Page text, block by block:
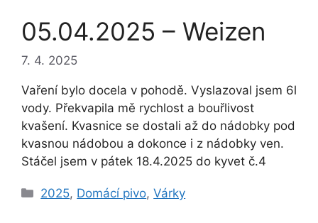
05.04.2025 – Weizen
7. 4. 2025
Vaření bylo docela v pohodě. Vyslazoval jsem 6l
vody. Překvapila mě rychlost a bouřlivost
kvašení. Kvasnice se dostali až do nádobky pod
kvasnou nádobou a dokonce i z nádobky ven.
Stáčel jsem v pátek 18.4.2025 do kyvet č.4
Rubriky
2025, Domácí pivo,Várky